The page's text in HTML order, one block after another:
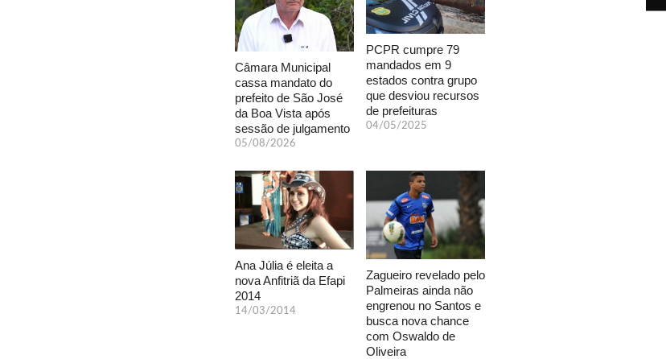
Câmara Municipal
cassa mandato do
prefeito de São José
da Boa Vista após
sessão de julgamento
05/08/2026
PCPR cumpre 79
mandados em 9
estados contra grupo
que desviou recursos
de prefeituras
04/05/2025
Ana Júlia é eleita a
nova Anfitriã da Efapi
2014
14/03/2014
Zagueiro revelado pelo
Palmeiras ainda não
engrenou no Santos e
busca nova chance
com Oswaldo de
Oliveira